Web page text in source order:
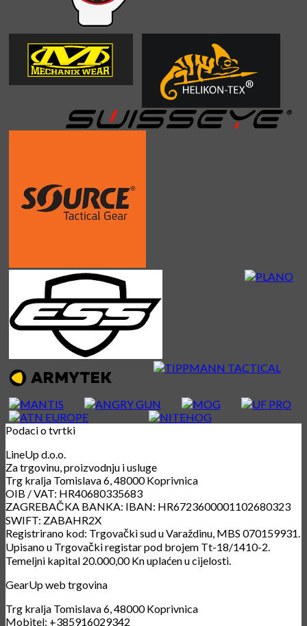
Podaci o tvrtki
LineUp d.o.o.
Za trgovinu, proizvodnju i usluge
Trg kralja Tomislava 6, 48000 Koprivnica
OIB / VAT: HR40680335683
ZAGREBAČKA BANKA: IBAN: HR6723600001102680323
SWIFT: ZABAHR2X
Registrirano kod: Trgovački sud u Varaždinu, MBS 070159931.
Upisano u Trgovački registar pod brojem Tt-18/1410-2.
Temeljni kapital 20.000,00 Kn uplaćen u cijelosti.
GearUp web trgovina
Trg kralja Tomislava 6, 48000 Koprivnica
Mobitel: +385916029342